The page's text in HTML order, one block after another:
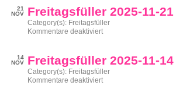
28
21
NOV
Freitagsfüller 2025-11-21
Category(s): Freitagsfüller
Kommentare deaktiviertfür
21
14
NOV
Freitagsfüller 2025-11-14
Category(s): Freitagsfüller
Kommentare deaktiviertfür